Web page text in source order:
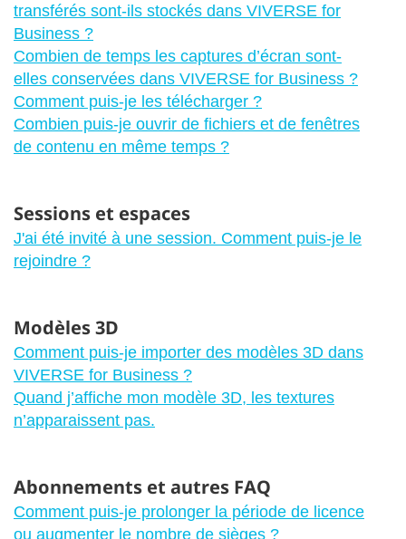
transférés sont-ils stockés dans VIVERSE for
Business ?
Combien de temps les captures d’écran sont-
elles conservées dans VIVERSE for Business ?
Comment puis-je les télécharger ?
Combien puis-je ouvrir de fichiers et de fenêtres
de contenu en même temps ?
Sessions et espaces
J'ai été invité à une session. Comment puis-je le
rejoindre ?
Modèles 3D
Comment puis-je importer des modèles 3D dans
VIVERSE for Business ?
Quand j’affiche mon modèle 3D, les textures
n’apparaissent pas.
Abonnements et autres FAQ
Comment puis-je prolonger la période de licence
ou augmenter le nombre de sièges ?